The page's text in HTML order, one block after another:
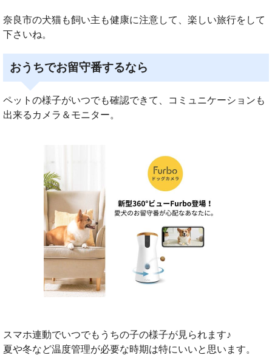
奈良市の犬猫も飼い主も健康に注意して、楽しい旅行をして
下さいね。
おうちでお留守番するなら
ペットの様子がいつでも確認できて、コミュニケーションも
出来るカメラ＆モニター。
スマホ連動でいつでもうちの子の様子が見られます♪
夏や冬など温度管理が必要な時期は特にいいと思います。